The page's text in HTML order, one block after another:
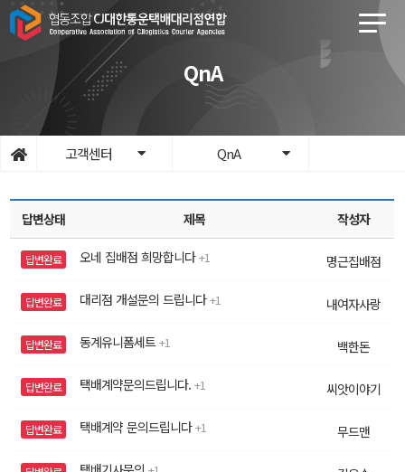
QnA
고객센터 QnA
답변상태 제목 작성자
답변완료 오네 집배점 희망합니다 1 명근집배점
답변완료 대리점 개설문의 드립니다 1 내여자사랑
답변완료 동계유니폼세트 1 백한돈
답변완료 택배계약문의드립니다. 1 씨앗이야기
답변완료 택배계약 문의드립니다 1 무드맨